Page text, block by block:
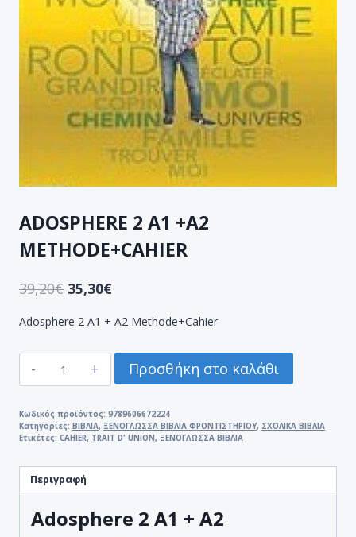
ADOSPHERE 2 A1 +A2
METHODE+CAHIER
39,20€ 35,30€
Adosphere 2 A1 + A2 Methode+Cahier
+A2
METHODE+CAHIER
Προσθήκη στο καλάθι
Κωδικός προϊόντος: 9789606672224
Κατηγορίες: ΒΙΒΛΙΑ, ΞΕΝΟΓΛΩΣΣΑ ΒΙΒΛΙΑ ΦΡΟΝΤΙΣΤΗΡΙΟΥ, ΣΧΟΛΙΚΑ ΒΙΒΛΙΑ
Ετικέτες: CAHIER, TRAIT D' UNION, ΞΕΝΟΓΛΩΣΣΑ ΒΙΒΛΙΑ
Περιγραφή
Adosphere 2 A1 + A2